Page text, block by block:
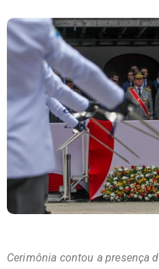
Cerimônia contou a presença